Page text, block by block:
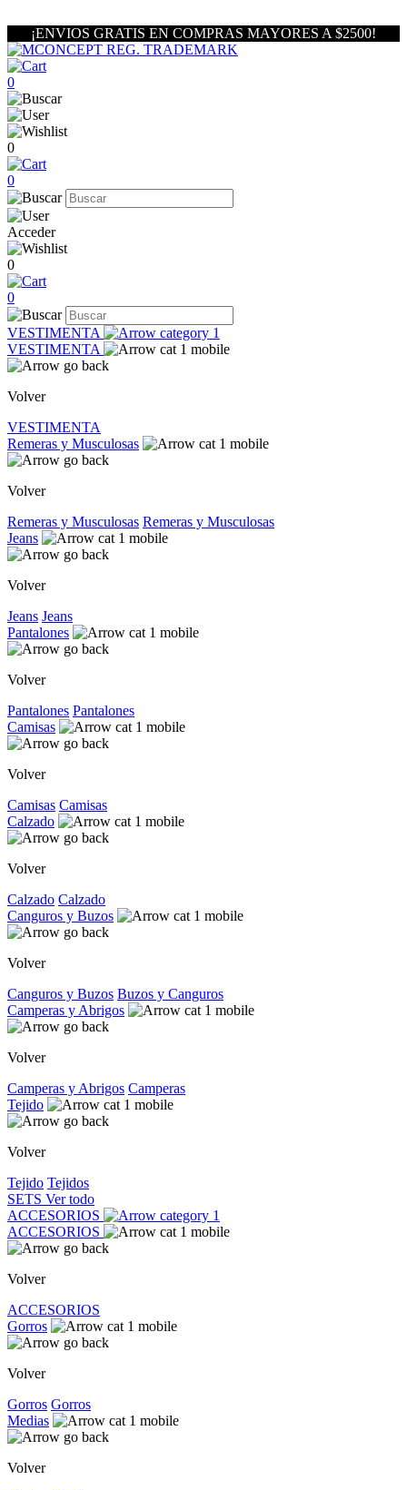
¡ENVIOS GRATIS EN COMPRAS MAYORES A $2500!
0
0
0
Acceder
0
0
VESTIMENTA
VESTIMENTA
Volver
VESTIMENTA
Remeras y Musculosas
Volver
Remeras y Musculosas Remeras y Musculosas
Jeans
Volver
Jeans Jeans
Pantalones
Volver
Pantalones Pantalones
Camisas
Volver
Camisas Camisas
Calzado
Volver
Calzado Calzado
Canguros y Buzos
Volver
Canguros y Buzos Buzos y Canguros
Camperas y Abrigos
Volver
Camperas y Abrigos Camperas
Tejido
Volver
Tejido Tejidos
SETS Ver todo
ACCESORIOS
ACCESORIOS
Volver
ACCESORIOS
Gorros
Volver
Gorros Gorros
Medias
Volver